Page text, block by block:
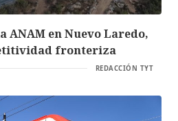
ANAM en Nuevo Laredo,
fronteriza
REDACCIÓN TYT